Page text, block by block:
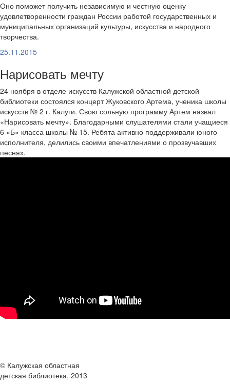
Оно поможет получить независимую и честную оценку
удовлетворенности граждан России работой государственных и
муниципальных организаций культуры, искусства и народного
творчества.
25.11.2015
Нарисовать мечту
24 ноября в отделе искусств Калужской областной детской
библиотеки состоялся концерт Жуковского Артема, ученика школы
искусств № 2 г. Калуги. Свою сольную программу Артем назвал
«Нарисовать мечту». Благодарными слушателями стали учащиеся
6 «Б» класса школы № 15. Ребята активно поддерживали юного
исполнителя, делились своими впечатлениями о прозвучавших
песнях.
© Калужская областная
детская библиотека, 2013